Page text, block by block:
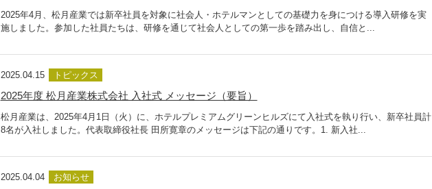
2025年4月、松月産業では新卒社員を対象に社会人・ホテルマンとしての基礎力を身につける導入研修を実
施しました。参加した社員たちは、研修を通じて社会人としての第一歩を踏み出し、自信と...
2025.04.15 トピックス
2025年度 松月産業株式会社 入社式 メッセージ（要旨）
松月産業は、2025年4月1日（火）に、ホテルプレミアムグリーンヒルズにて入社式を執り行い、新卒社員計
8名が入社しました。代表取締役社長 田所寛章のメッセージは下記の通りです。1. 新入社...
2025.04.04 お知らせ